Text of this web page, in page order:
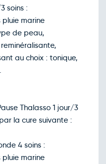
soins :
pluie marine
de peau,
au choix : tonique,
Thalasso 1 jour/3
la cure suivante :
4 soins :
pluie marine